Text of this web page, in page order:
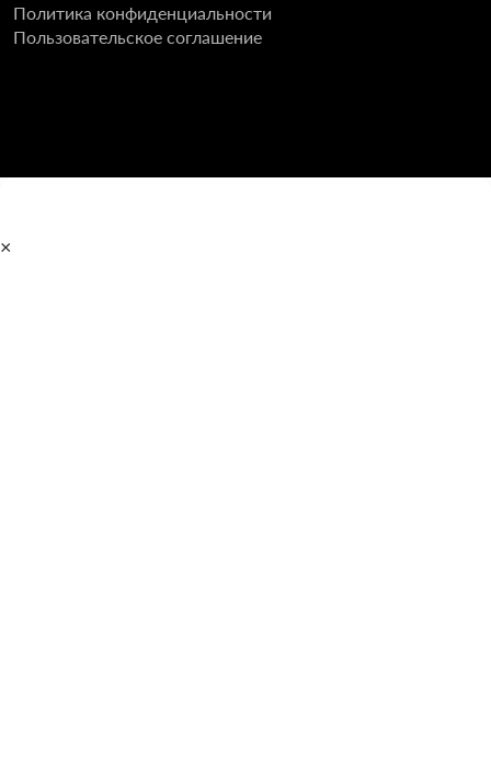
Политика конфиденциальности
Пользовательское соглашение
×